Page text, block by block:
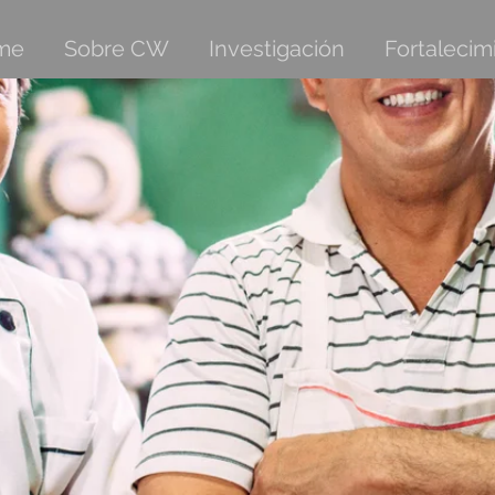
Sobre CW Investigación